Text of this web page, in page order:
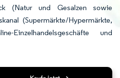
(Natur und Gesalzen sowie
(Supermärkte/Hypermärkte,
Einzelhandelsgeschäfte und